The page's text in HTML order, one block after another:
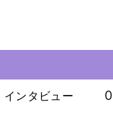
インタビュー
0